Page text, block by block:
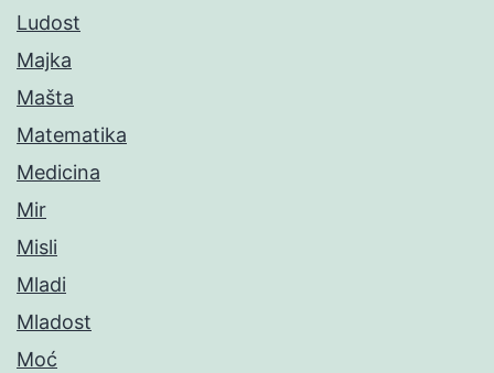
Ludost
Majka
Mašta
Matematika
Medicina
Mir
Misli
Mladi
Mladost
Moć